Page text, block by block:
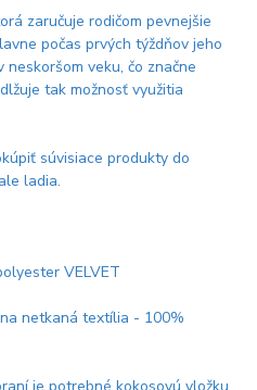
zaručuje rodičom pevnejšie
počas prvých týždňov jeho
veku, čo značne
tak možnosť využitia
súvisiace produkty do
ladia.
VELVET
netkaná textília - 100%